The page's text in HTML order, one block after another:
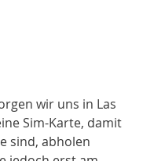
wir uns in Las
Sim-Karte, damit
sind, abholen